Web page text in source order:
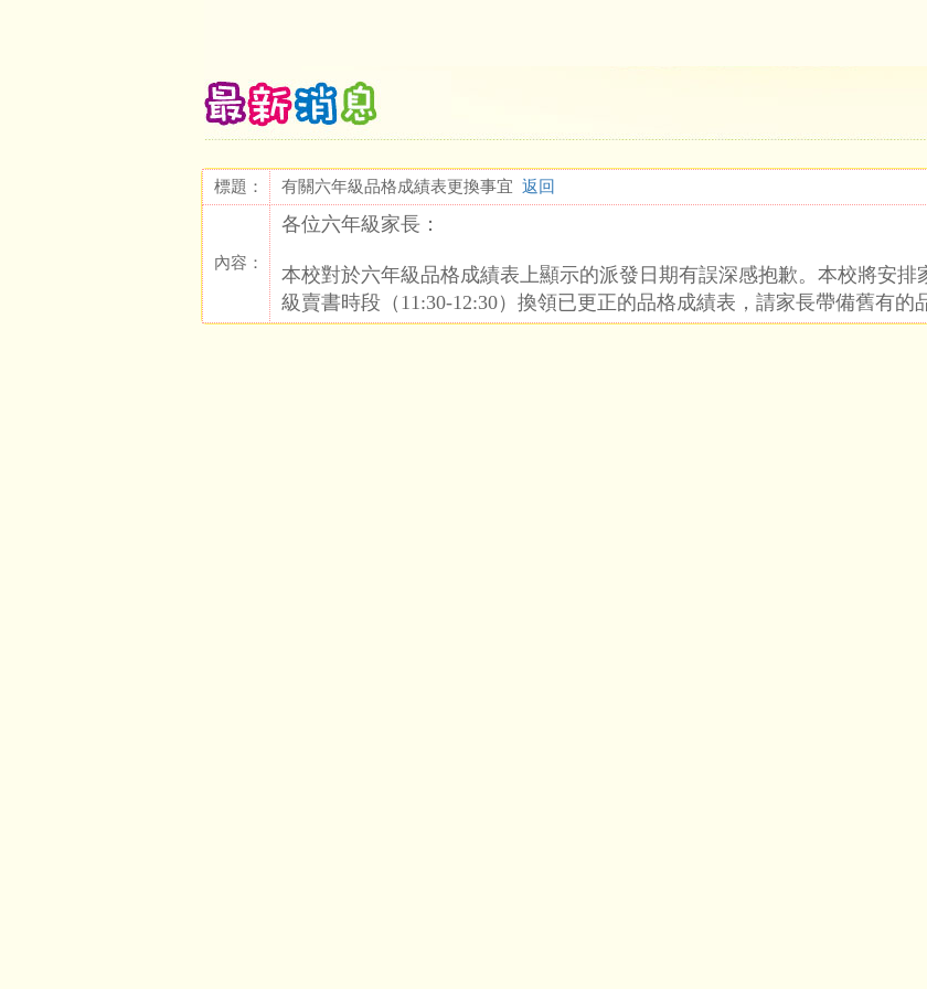
標題： 有關六年級品格成績表更換事宜 返回
內容：
各位六年級家長：
本校對於六年級品格成績表上顯示的派發日期有誤深感抱歉。本校將安排
級賣書時段（11:30-12:30）換領已更正的品格成績表，請家長帶備舊有的